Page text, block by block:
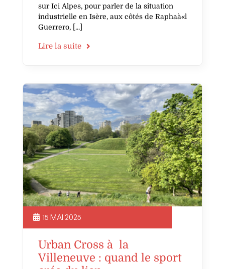
sur Ici Alpes, pour parler de la situation
industrielle en Isère, aux côtés de Raphaà«l
Guerrero,
Lire la suite
Urban Cross à la
Villeneuve : quand le sport
15 MAI 2025